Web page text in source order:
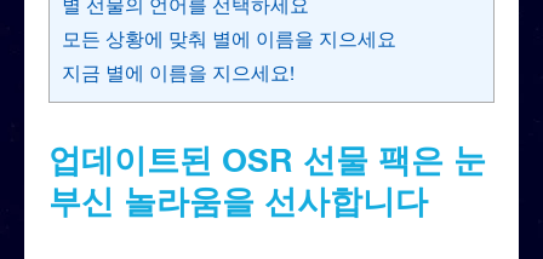
모든 상황에 맞춰 별에 이름을 지으세요
지금 별에 이름을 지으세요!
업데이트된 OSR 선물 팩은 눈
부신 놀라움을 선사합니다